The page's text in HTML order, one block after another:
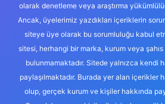
olarak denetleme veya araştırma
Ancak, üyelerimiz yazdıkları içeriklerin
siteye üye olarak bu sorumluluğu kabul
sitesi, herhangi bir marka, kurum veya
bulunmamaktadır. Sitede yalnızca kendi
paylaşılmaktadır. Burada yer alan içerikler
olup, gerçek kurum ve kişiler hakkında